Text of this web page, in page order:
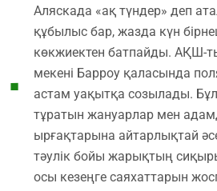
Аляскада «ақ түндер» деп
құбылыс бар, жазда күн
көкжиектен батпайды. АҚШ-
мекені Барроу қаласында
астам уақытқа созылады.
тұратын жануарлар мен
ырғақтарына айтарлықтай
тәулік бойы жарықтың
осы кезеңге саяхаттарын